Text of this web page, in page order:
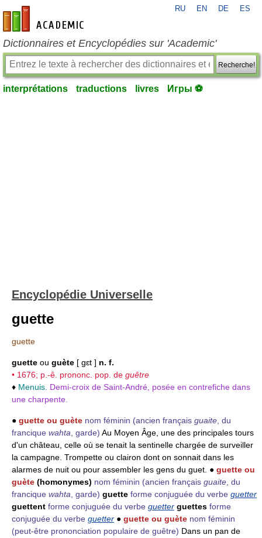
fr-academic.com
RU EN DE ES
Dictionnaires et Encyclopédies sur 'Academic'
Recherche!
interprétations traductions livres Игры ⚽
Encyclopédie Universelle
guette
guette
guette ou guète [ gɛt ] n. f.
• 1676; p.-ê. prononc. pop. de guêtre
♦ Menuis. Demi-croix de Saint-André, posée en contrefiche dans
une charpente.
● guette ou guète nom féminin (ancien français guaite , du
francique wahta , garde) Au Moyen Âge, une des principales tours
d'un château, celle où se tenait la sentinelle chargée de surveiller
la campagne. Trompette ou clairon dont on sonnait dans les
alarmes de nuit ou pour assembler les gens du guet. ● guette ou
guète (homonymes) nom féminin (ancien français guaite , du
francique wahta , garde) guette forme conjuguée du verbe guetter
guettent forme conjuguée du verbe guetter guettes forme
conjuguée du verbe guetter ● guette ou guète nom féminin
(peut-être prononciation populaire de guêtre) Dans un pan de